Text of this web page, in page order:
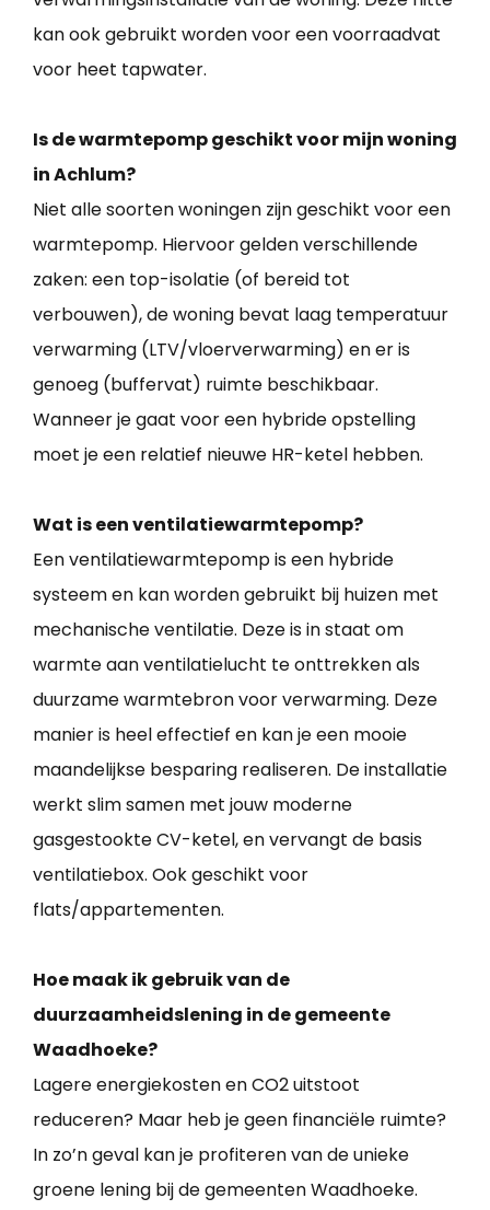
kan ook gebruikt worden voor een voorraadvat
voor heet tapwater.
Is de warmtepomp geschikt voor mijn woning
in Achlum?
Niet alle soorten woningen zijn geschikt voor een
warmtepomp. Hiervoor gelden verschillende
zaken: een top-isolatie (of bereid tot
verbouwen), de woning bevat laag temperatuur
verwarming (LTV/vloerverwarming) en er is
genoeg (buffervat) ruimte beschikbaar.
Wanneer je gaat voor een hybride opstelling
moet je een relatief nieuwe HR-ketel hebben.
Wat is een ventilatiewarmtepomp?
Een ventilatiewarmtepomp is een hybride
systeem en kan worden gebruikt bij huizen met
mechanische ventilatie. Deze is in staat om
warmte aan ventilatielucht te onttrekken als
duurzame warmtebron voor verwarming. Deze
manier is heel effectief en kan je een mooie
maandelijkse besparing realiseren. De installatie
werkt slim samen met jouw moderne
gasgestookte CV-ketel, en vervangt de basis
ventilatiebox. Ook geschikt voor
flats/appartementen.
Hoe maak ik gebruik van de
duurzaamheidslening in de gemeente
Waadhoeke?
Lagere energiekosten en CO2 uitstoot
reduceren? Maar heb je geen financiële ruimte?
In zo’n geval kan je profiteren van de unieke
groene lening bij de gemeenten Waadhoeke.